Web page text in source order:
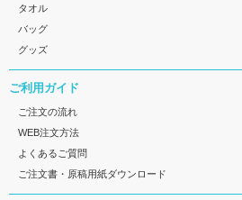
タオル
バッグ
グッズ
ご利用ガイド
ご注文の流れ
WEB注文方法
よくあるご質問
ご注文書・原稿用紙ダウンロード